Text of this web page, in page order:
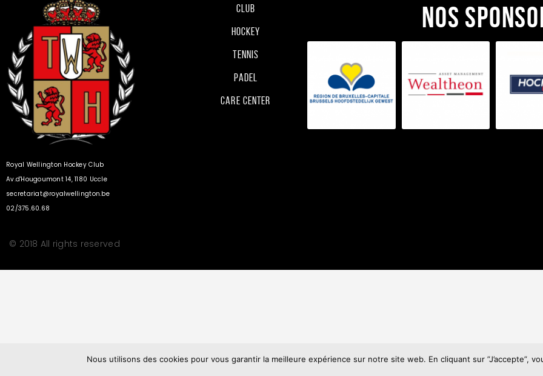
Royal Wellington Hockey Club
Av.d'Hougoumont 14, 1180 Uccle
secretariat@royalwellington.be
02/375.60.68
Club
Hockey
Tennis
Padel
Care Center
Nos
© 2018 All rights reserved
Nous utilisons des cookies pour vous garantir la meilleure expérience sur notre site web. En cliquant sur ”J’accepte”,